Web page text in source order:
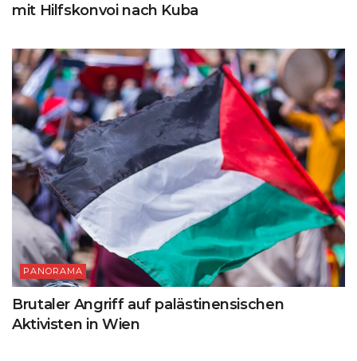
mit Hilfskonvoi nach Kuba
PANORAMA
Brutaler Angriff auf palästinensischen
Aktivisten in Wien